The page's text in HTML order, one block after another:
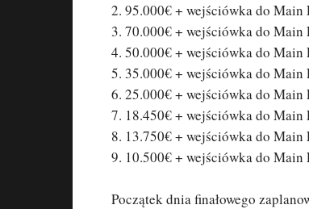
2. 95.000€ + wejściówka do Main
3. 70.000€ + wejściówka do Main
4. 50.000€ + wejściówka do Main
5. 35.000€ + wejściówka do Main
6. 25.000€ + wejściówka do Main
7. 18.450€ + wejściówka do Main
8. 13.750€ + wejściówka do Main
9. 10.500€ + wejściówka do Main
Początek dnia finałowego